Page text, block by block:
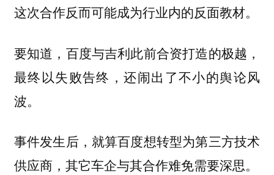
这次合作反而可能成为行业内的反面教材。
要知道，百度与吉利此前合资打造的极越，
最终以失败告终，还闹出了不小的舆论风
波。
事件发生后，就算百度想转型为第三方技术
供应商，其它车企与其合作难免需要深思。